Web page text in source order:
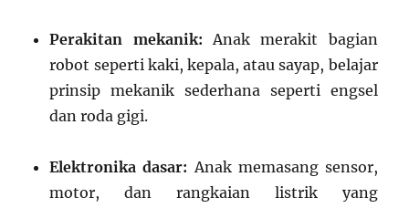
Perakitan mekanik: Anak merakit bagian
robot seperti kaki, kepala, atau sayap, belajar
prinsip mekanik sederhana seperti engsel
dan roda gigi.
Elektronika dasar: Anak memasang sensor,
motor, dan rangkaian listrik yang